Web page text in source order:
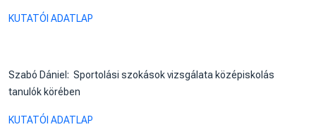
KUTATÓI ADATLAP
Szabó Dániel: Sportolási szokások vizsgálata középiskolás
tanulók körében
KUTATÓI ADATLAP